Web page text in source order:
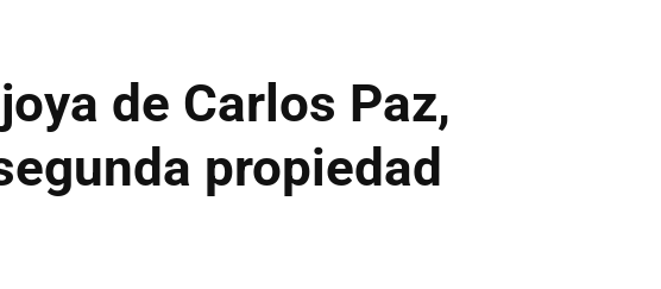
de Carlos Paz,
propiedad